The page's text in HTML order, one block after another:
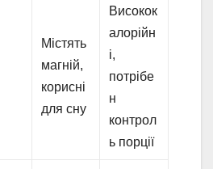
Містять
магній,
корисні
для сну
Високок
алорійн
і,
потрібе
н
контрол
ь порції